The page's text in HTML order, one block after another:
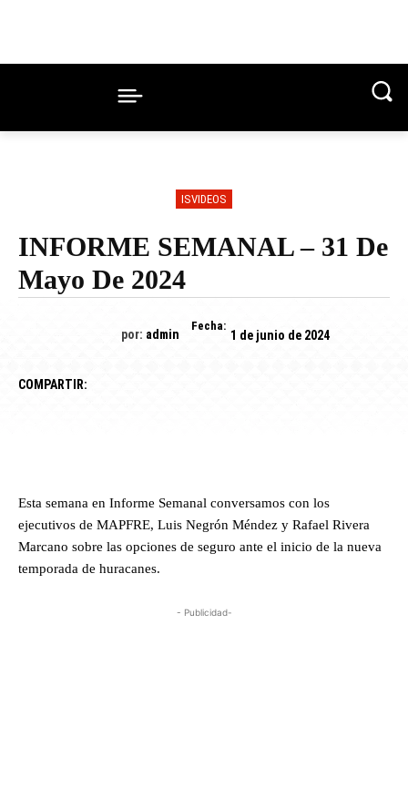
ISVIDEOS
INFORME SEMANAL – 31 De
Mayo De 2024
por: admin
Fecha:
1 de junio de 2024
COMPARTIR:
Esta semana en Informe Semanal conversamos con los
ejecutivos de MAPFRE, Luis Negrón Méndez y Rafael Rivera
Marcano sobre las opciones de seguro ante el inicio de la nueva
temporada de huracanes.
- Publicidad-